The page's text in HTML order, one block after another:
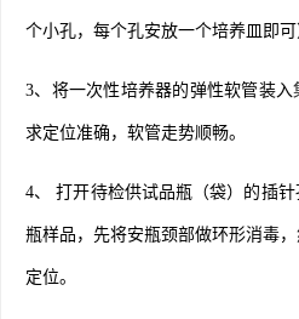
个小孔，每个孔安放一个培养皿即可
3、将一次性培养器的弹性软管装入
求定位准确，软管走势顺畅。
4、 打开待检供试品瓶（袋）的插
瓶样品，先将安瓶颈部做环形消毒
定位。